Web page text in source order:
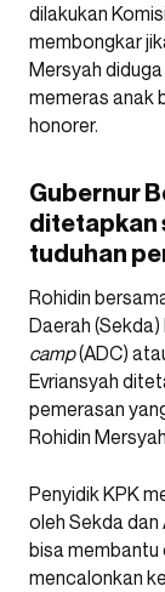
dilakukan
membongkar
Mersyah
memeras anak
honorer.
Gubernur
ditetapkan
tuduhan
Rohidin
Daerah (Sekda)
camp(ADC)
Evriansyah
pemerasan
Rohidin
Penyidik KPK
oleh Sekda dan
bisa
mencalonkan